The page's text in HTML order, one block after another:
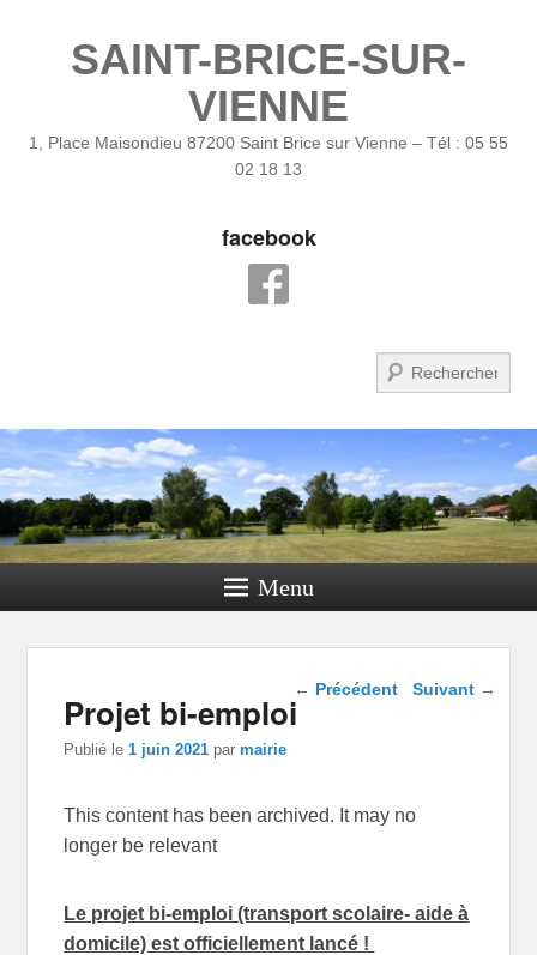
SAINT-BRICE-SUR-
VIENNE
1, Place Maisondieu 87200 Saint Brice sur Vienne – Tél : 05 55
02 18 13
facebook
Menu
Navigation dans les
← Précédent Suivant →
Projet bi-emploi
Publié le1 juin 2021 parmairie
This content has been archived. It may no
longer be relevant
Le projet bi-emploi (transport scolaire- aide à
domicile) est officiellement lancé !